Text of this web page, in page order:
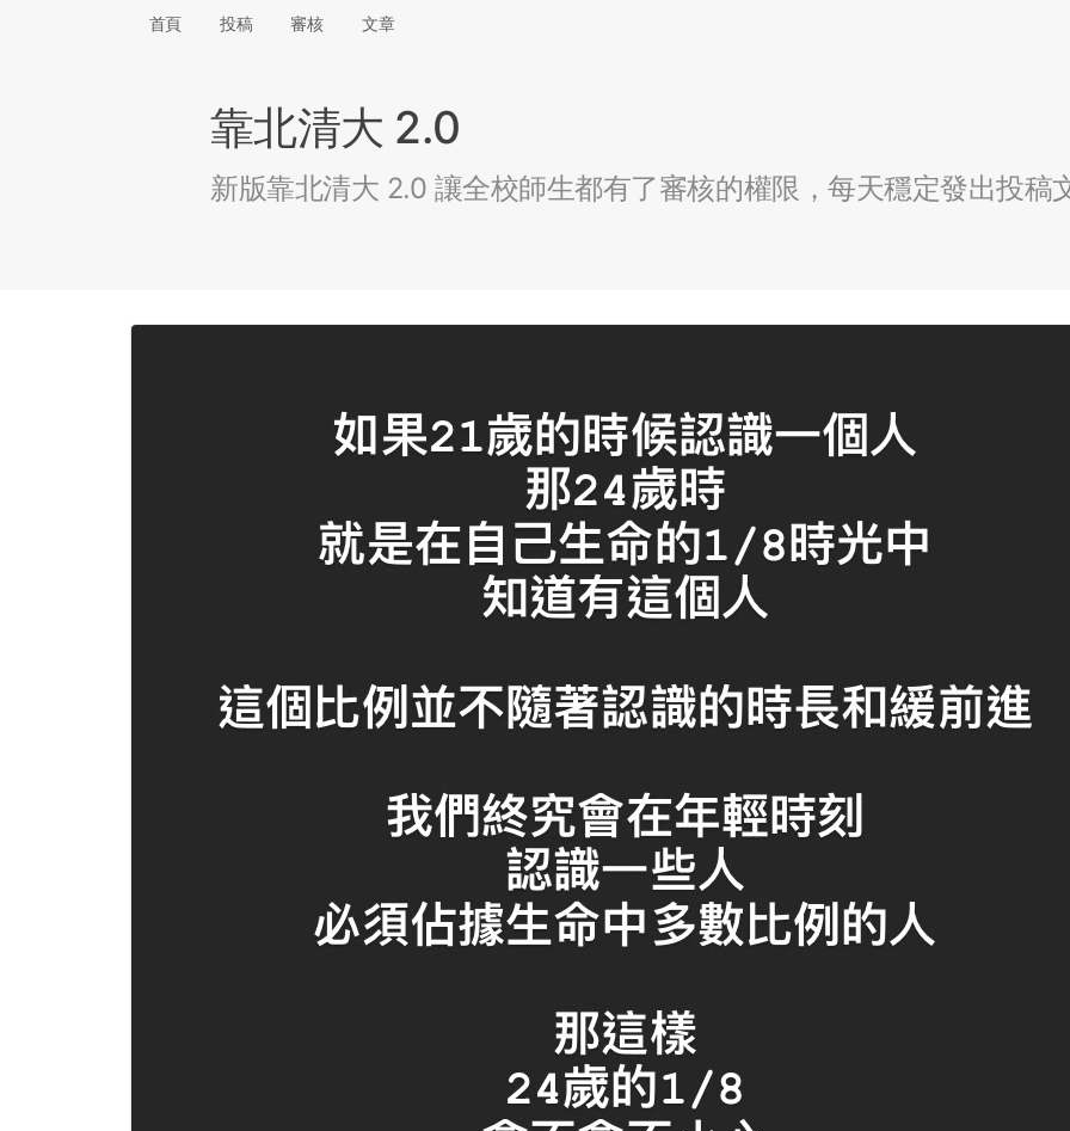
首頁 投稿 審核 文章
靠北清大 2.0
新版靠北清大 2.0 讓全校師生都有了審核的權限，每天穩定發出投稿